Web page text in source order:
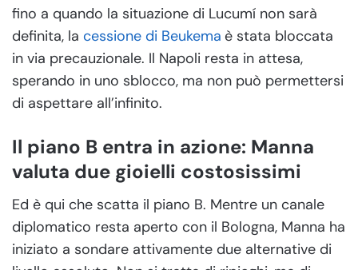
fino a quando la situazione di Lucumí non sarà
definita, la cessione di Beukema è stata bloccata
in via precauzionale. Il Napoli resta in attesa,
sperando in uno sblocco, ma non può permettersi
di aspettare all’infinito.
Il piano B entra in azione: Manna
valuta due gioielli costosissimi
Ed è qui che scatta il piano B. Mentre un canale
diplomatico resta aperto con il Bologna, Manna ha
iniziato a sondare attivamente due alternative di